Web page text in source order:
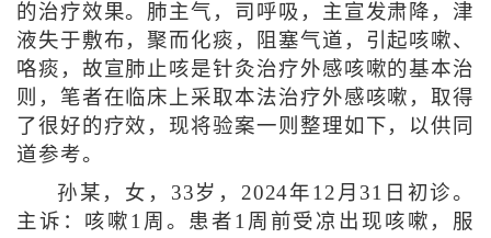
的治疗效果。肺主气，司呼吸，主宣发肃降，津
液失于敷布，聚而化痰，阻塞气道，引起咳嗽、
咯痰，故宣肺止咳是针灸治疗外感咳嗽的基本治
则，笔者在临床上采取本法治疗外感咳嗽，取得
了很好的疗效，现将验案一则整理如下，以供同
道参考。
孙某，女，33岁，2024年12月31日初诊。
主诉：咳嗽1周。患者1周前受凉出现咳嗽，服